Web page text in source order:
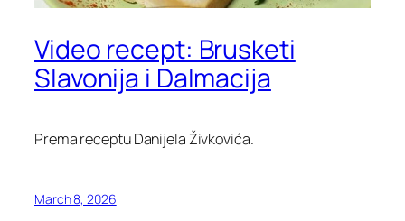
Video recept: Brusketi
Slavonija i Dalmacija
Prema receptu Danijela Živkovića.
March 8, 2026